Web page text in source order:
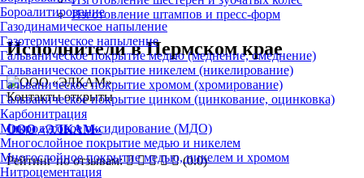
Бороалитирование
Газодинамическое напыление
Газотермическое напыление
Гальваническое покрытие медью (меднение, омеднение)
Гальваническое покрытие никелем (никелирование)
Гальваническое покрытие хромом (хромирование)
Гальваническое покрытие цинком (цинкование, оцинковка)
Карбонитрация
Микродуговое оксидирование (МДО)
Многослойное покрытие медью и никелем
Многослойное покрытие медью, никелем и хромом
Нитроцементация
Изготовление штампов и пресс-форм
Исполнители в Пермском крае
Контакты открыты
ООО «ЭЛКАМ»
Рейтинг по отзывам:
(0.0)